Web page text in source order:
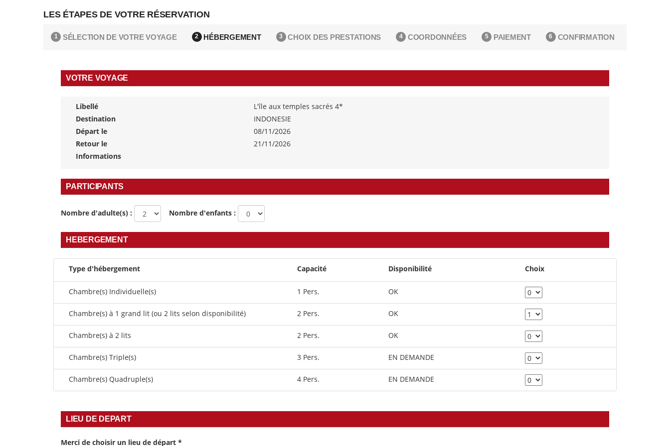
LES ÉTAPES DE VOTRE RÉSERVATION
1 SÉLECTION DE VOTRE VOYAGE 2 HÉBERGEMENT 3 CHOIX DES PRESTATIONS 4 COORDONNÉES 5 PAIEMENT 6 CONFIRMATION
VOTRE VOYAGE
Libellé
L'île aux temples sacrés 4*
Destination
INDONESIE
Départ le
08/11/2026
Retour le
21/11/2026
Informations
PARTICIPANTS
Nombre d'adulte(s) : Nombre d'enfants :
HEBERGEMENT
Type d'hébergement Capacité Disponibilité Choix
Chambre(s) Individuelle(s) 1 Pers. OK
Chambre(s) à 1 grand lit (ou 2 lits selon disponibilité) 2 Pers. OK
Chambre(s) à 2 lits 2 Pers. OK
Chambre(s) Triple(s) 3 Pers. EN DEMANDE
Chambre(s) Quadruple(s) 4 Pers. EN DEMANDE
LIEU DE DEPART
Merci de choisir un lieu de départ *